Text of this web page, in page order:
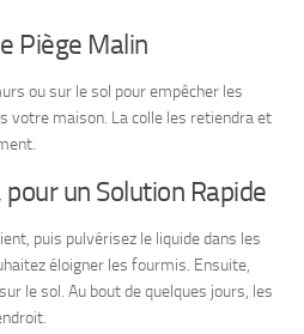
Piège Malin
ou sur le sol pour empêcher les
votre maison. La colle les retiendra et
un Solution Rapide
puis pulvérisez le liquide dans les
éloigner les fourmis. Ensuite,
le sol. Au bout de quelques jours, les